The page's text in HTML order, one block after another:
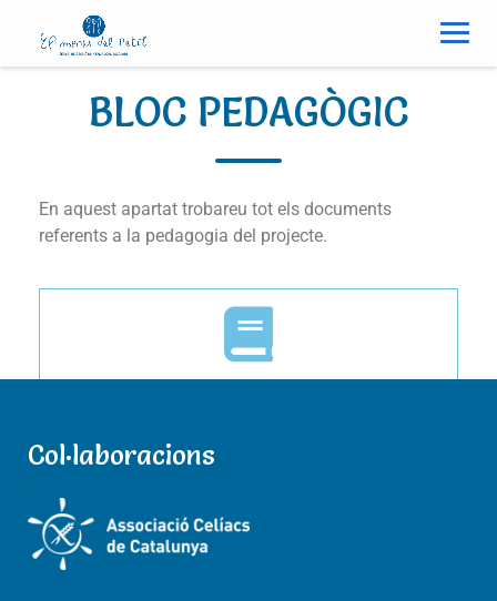
BLOC PEDAGÒGIC
En aquest apartat trobareu tot els documents
referents a la pedagogia del projecte.
Col·laboracions